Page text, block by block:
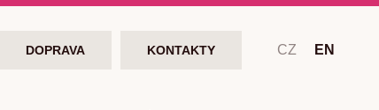
DOPRAVA KONTAKTY CZ EN